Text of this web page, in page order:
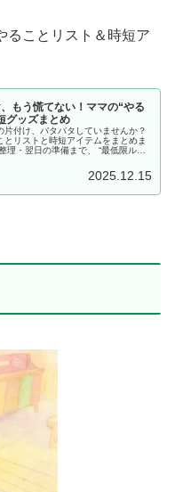
ることリスト＆時短ア
もう慌てない！ママの“やる
グッズまとめ
片付け、バタバタしていませんか？
とリストと時短アイテムをまとめま
理・翌日の準備まで、 “最低限ルー
2025.12.15